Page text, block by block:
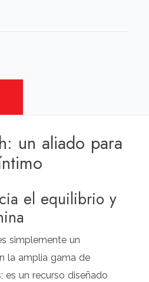
un aliado para
el equilibrio y
simplemente un
la amplia gama de
es un recurso diseñado